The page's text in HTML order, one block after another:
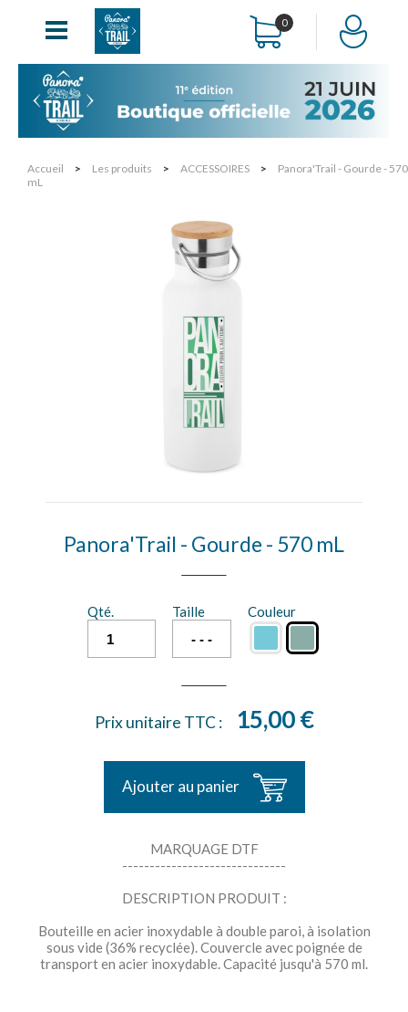
0
Accueil > Les produits > ACCESSOIRES >
Panora'Trail - Gourde - 570
mL
Panora'Trail - Gourde - 570 mL
Qté. Taille Couleur
Prix unitaire TTC : 15,00 €
Ajouter au panier
MARQUAGE DTF
------------------------------
DESCRIPTION PRODUIT :
Bouteille en acier inoxydable à double paroi, à isolation
sous vide (36% recyclée). Couvercle avec poignée de
transport en acier inoxydable. Capacité jusqu'à 570 ml.